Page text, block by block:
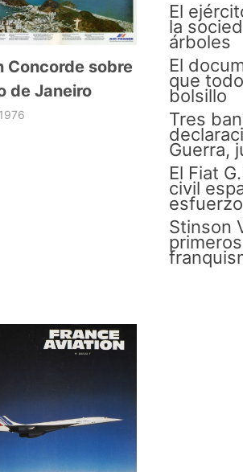
Concorde sobre
de Janeiro
1976
El
la
árboles
El
que
bolsillo
Tres
Guerra,
El Fiat
civil
Stinson